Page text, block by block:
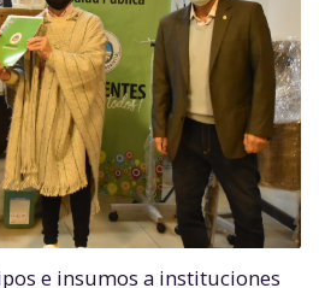
e insumos a instituciones